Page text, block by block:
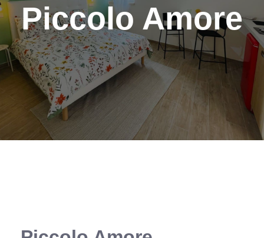
Piccolo Amore